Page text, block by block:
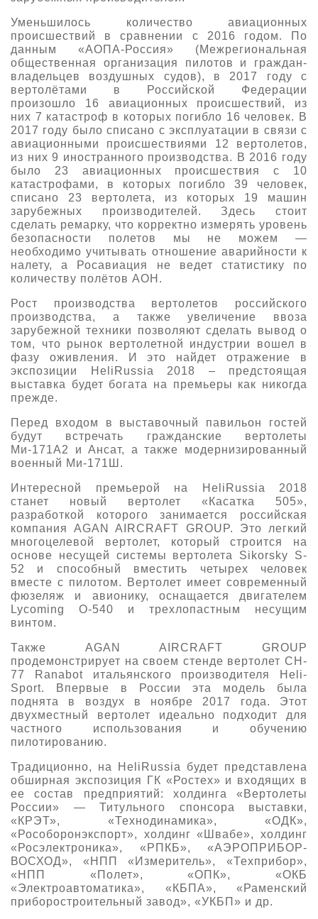
Уменьшилось количество авиационных
происшествий в сравнении с 2016 годом. По
данным «АОПА-Россия» (Межрегиональная
общественная организация пилотов и граждан-
владельцев воздушных судов), в 2017 году с
вертолётами в Российской Федерации
произошло 16 авиационных происшествий, из
них 7 катастроф в которых погибло 16 человек. В
2017 году было списано с эксплуатации в связи с
авиационными происшествиями 12 вертолетов,
из них 9 иностранного производства. В 2016 году
было 23 авиационных происшествия с 10
катастрофами, в которых погибло 39 человек,
списано 23 вертолета, из которых 19 машин
зарубежных производителей. Здесь стоит
сделать ремарку, что корректно измерять уровень
безопасности полетов мы не можем —
необходимо учитывать отношение аварийности к
налету, а Росавиация не ведет статистику по
количеству полётов АОН.
Рост производства вертолетов российского
производства, а также увеличение ввоза
зарубежной техники позволяют сделать вывод о
том, что рынок вертолетной индустрии вошел в
фазу оживления. И это найдет отражение в
экспозиции HeliRussia 2018 – предстоящая
выставка будет богата на премьеры как никогда
прежде.
Перед входом в выставочный павильон гостей
будут встречать гражданские вертолеты
Ми-171А2 и Ансат, а также модернизированный
военный Ми-171Ш.
Интересной премьерой на HeliRussia 2018
станет новый вертолет «Касатка 505»,
разработкой которого занимается российская
компания AGAN AIRCRAFT GROUP. Это легкий
многоцелевой вертолет, который строится на
основе несущей системы вертолета Sikorsky S-
52 и способный вместить четырех человек
вместе с пилотом. Вертолет имеет современный
фюзеляж и авионику, оснащается двигателем
Lycoming O-540 и трехлопастным несущим
винтом.
Также AGAN AIRCRAFT GROUP
продемонстрирует на своем стенде вертолет CH-
77 Ranabot итальянского производителя Heli-
Sport. Впервые в России эта модель была
поднята в воздух в ноябре 2017 года. Этот
двухместный вертолет идеально подходит для
частного использования и обучению
пилотированию.
Традиционно, на HeliRussia будет представлена
обширная экспозиция ГК «Ростех» и входящих в
ее состав предприятий: холдинга «Вертолеты
России» — Титульного спонсора выставки,
«КРЭТ», «Технодинамика», «ОДК»,
«Рособоронэкспорт», холдинг «Швабе», холдинг
«Росэлектроника», «РПКБ», «АЭРОПРИБОР-
ВОСХОД», «НПП «Измеритель», «Техприбор»,
«НПП «Полет», «ОПК», «ОКБ
«Электроавтоматика», «КБПА», «Раменский
приборостроительный завод», «УКБП» и др.